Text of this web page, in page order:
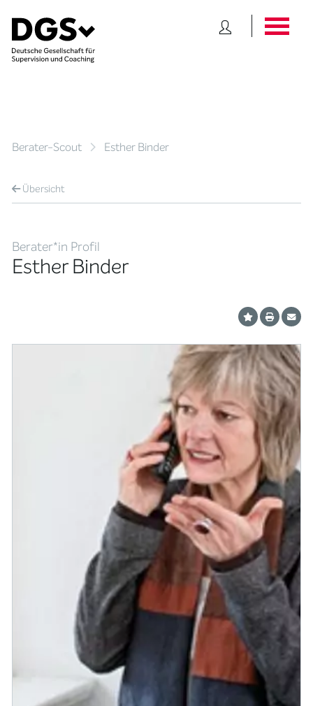
Berater-Scout Esther Binder
Übersicht
Berater*in Profil
Esther Binder